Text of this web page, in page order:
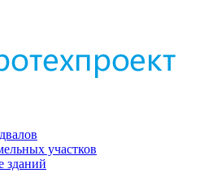
участков
зданий